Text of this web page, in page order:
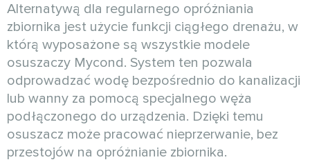
Alternatywą dla regularnego opróżniania
zbiornika jest użycie funkcji ciągłego drenażu, w
którą wyposażone są wszystkie modele
osuszaczy Mycond. System ten pozwala
odprowadzać wodę bezpośrednio do kanalizacji
lub wanny za pomocą specjalnego węża
podłączonego do urządzenia. Dzięki temu
osuszacz może pracować nieprzerwanie, bez
przestojów na opróżnianie zbiornika.